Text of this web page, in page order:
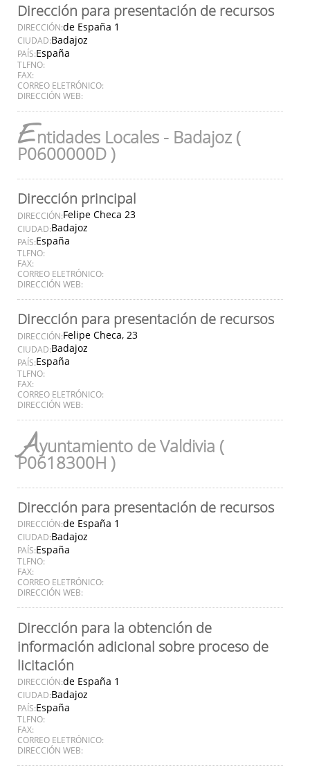
Dirección para presentación de recursos
DIRECCIÓN:de España 1
CIUDAD:Badajoz
PAÍS:España
TLFNO:
FAX:
CORREO ELETRÓNICO:
DIRECCIÓN WEB:
Entidades Locales - Badajoz (
P0600000D )
Dirección principal
DIRECCIÓN:Felipe Checa 23
CIUDAD:Badajoz
PAÍS:España
TLFNO:
FAX:
CORREO ELETRÓNICO:
DIRECCIÓN WEB:
Dirección para presentación de recursos
DIRECCIÓN:Felipe Checa, 23
CIUDAD:Badajoz
PAÍS:España
TLFNO:
FAX:
CORREO ELETRÓNICO:
DIRECCIÓN WEB:
Ayuntamiento de Valdivia (
P0618300H )
Dirección para presentación de recursos
DIRECCIÓN:de España 1
CIUDAD:Badajoz
PAÍS:España
TLFNO:
FAX:
CORREO ELETRÓNICO:
DIRECCIÓN WEB:
Dirección para la obtención de
información adicional sobre proceso de
licitación
DIRECCIÓN:de España 1
CIUDAD:Badajoz
PAÍS:España
TLFNO:
FAX:
CORREO ELETRÓNICO:
DIRECCIÓN WEB: